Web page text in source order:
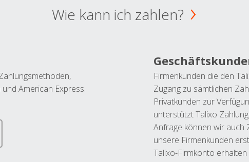
Wie kann ich zahlen?
American Express.
Firmenkunden die den
Zugang zu sämtlichen
Privatkunden zur
unterstützt Talixo
Anfrage können wir auch
unsere Firmenkunden
Talixo-Firmkonto erhalten